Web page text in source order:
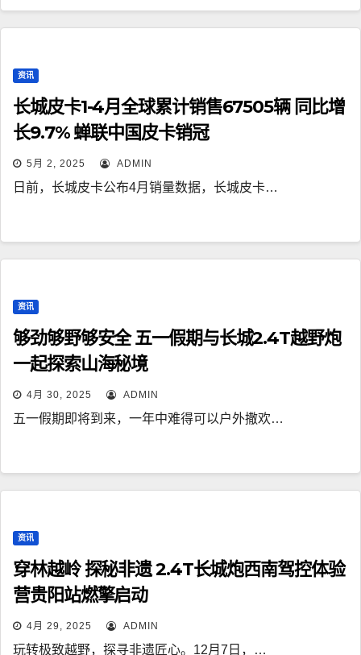
资讯
长城皮卡1-4月全球累计销售67505辆 同比增
长9.7% 蝉联中国皮卡销冠
5月 2, 2025 ADMIN
日前，长城皮卡公布4月销量数据，长城皮卡…
资讯
够劲够野够安全 五一假期与长城2.4T越野炮
一起探索山海秘境
4月 30, 2025 ADMIN
五一假期即将到来，一年中难得可以户外撒欢…
资讯
穿林越岭 探秘非遗 2.4T长城炮西南驾控体验
营贵阳站燃擎启动
4月 29, 2025 ADMIN
玩转极致越野，探寻非遗匠心。12月7日，…